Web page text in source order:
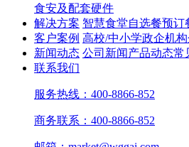
食安及配套硬件
解决方案 智慧食堂自选餐预订
客户案例 高校/中小学政企机构
新闻动态 公司新闻产品动态常
联系我们
服务热线：400-8866-852
商务联系：400-8866-852